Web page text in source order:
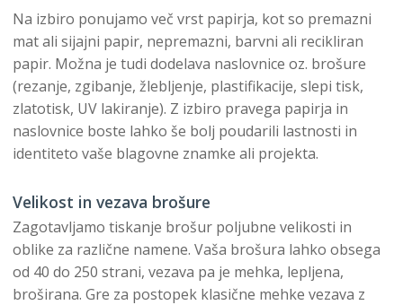
Na izbiro ponujamo več vrst papirja, kot so premazni
mat ali sijajni papir, nepremazni, barvni ali recikliran
papir. Možna je tudi dodelava naslovnice oz. brošure
(rezanje, zgibanje, žlebljenje, plastifikacije, slepi tisk,
zlatotisk, UV lakiranje). Z izbiro pravega papirja in
naslovnice boste lahko še bolj poudarili lastnosti in
identiteto vaše blagovne znamke ali projekta.
Velikost in vezava brošure
Zagotavljamo tiskanje brošur poljubne velikosti in
oblike za različne namene. Vaša brošura lahko obsega
od 40 do 250 strani, vezava pa je mehka, lepljena,
broširana. Gre za postopek klasične mehke vezava z